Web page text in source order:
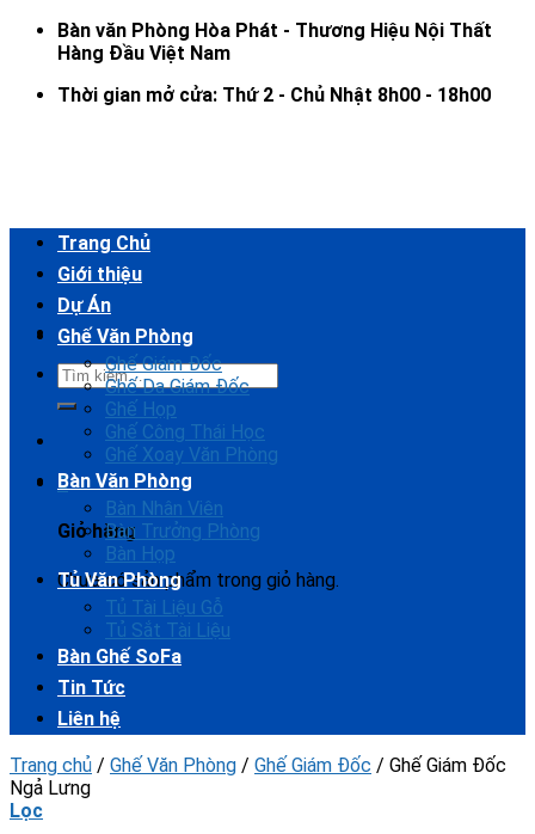
Skip
Bàn văn Phòng Hòa Phát - Thương Hiệu Nội Thất
Hàng Đầu Việt Nam
Thời gian mở cửa: Thứ 2 - Chủ Nhật 8h00 - 18h00
0
Giỏ hàng
Chưa có sản phẩm trong giỏ hàng.
Trang Chủ
Giới thiệu
Dự Án
Ghế Văn Phòng
Ghế Giám Đốc
Ghế Da Giám Đốc
Ghế Họp
Ghế Công Thái Học
Ghế Xoay Văn Phòng
Bàn Văn Phòng
Bàn Nhân Viên
Bàn Trưởng Phòng
Bàn Họp
Tủ Văn Phòng
Tủ Tài Liệu Gỗ
Tủ Sắt Tài Liệu
Bàn Ghế SoFa
Tin Tức
Liên hệ
Trang chủ / Ghế Văn Phòng / Ghế Giám Đốc / Ghế Giám Đốc
Ngả Lưng
Lọc